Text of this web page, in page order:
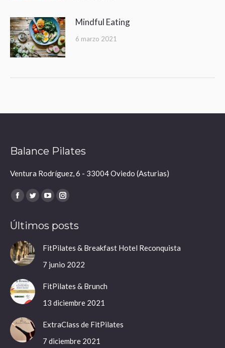
Mindful Eating
6 marzo 2021
Balance Pilates
Ventura Rodríguez, 6 - 33004 Oviedo (Asturias)
Encuéntranos en:
Facebook
opens
in
new
window
Twitter
opens
new
window
YouTube
opens
new
window
Instagram
opens
new
window
Últimos posts
FitPilates & Breakfast Hotel Reconquista
7 junio 2022
FitPilates & Brunch
13 diciembre 2021
ExtraClass de FitPilates
7 diciembre 2021